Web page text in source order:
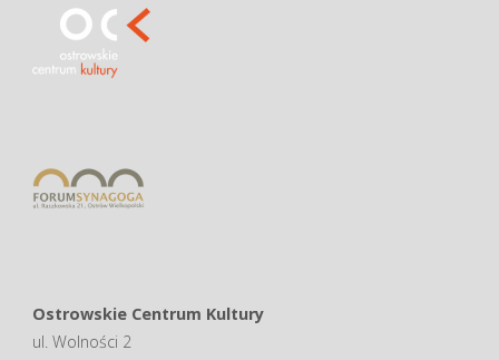
Ostrowskie Centrum Kultury
ul. Wolności 2